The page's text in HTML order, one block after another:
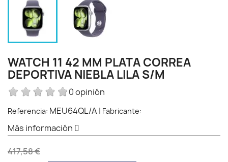
WATCH 11 42 MM PLATA CORREA
DEPORTIVA NIEBLA LILA S/M
0 opinión
Referencia: MEU64QL/A | Fabricante:
Más información
417,58 €